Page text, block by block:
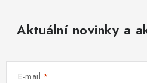
Aktuální novinky a
E-mail